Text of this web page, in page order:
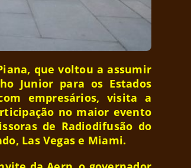
que voltou a assumir
Junior para os Estados
empresários, visita a
no maior evento
de Radiodifusão do
Las Vegas e Miami.